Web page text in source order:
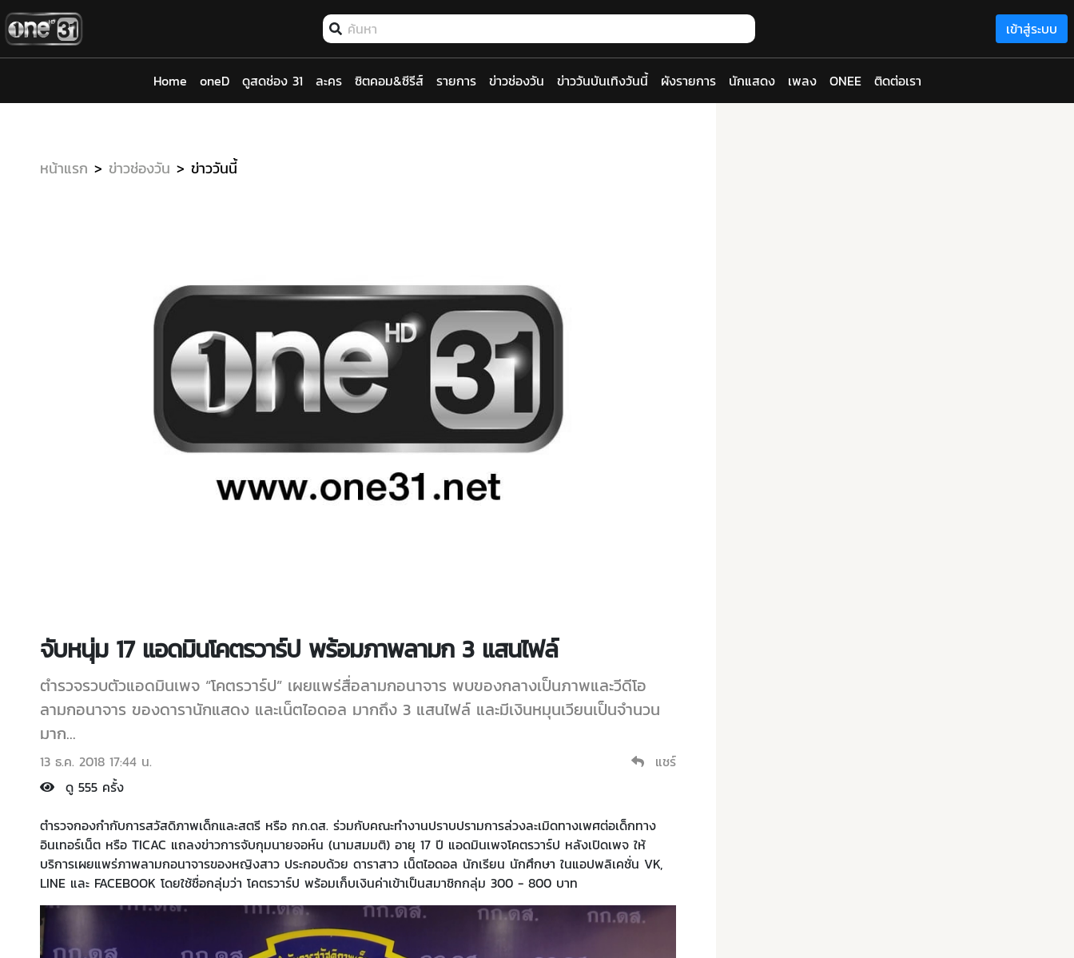
เข้าสู่ระบบ
Home oneD ดูสดช่อง 31 ละคร ซิตคอม&ซีรีส์ รายการ ข่าวช่องวัน ข่าววันบันเทิงวันนี้ ผังรายการ นักแสดง เพลง ONEE ติดต่อเรา
หน้าแรก ข่าวช่องวัน ข่าววันนี้
จับหนุ่ม 17 แอดมินโคตรวาร์ป พร้อมภาพลามก 3 แสนไฟล์
ตำรวจรวบตัวแอดมินเพจ “โคตรวาร์ป” เผยแพร่สื่อลามกอนาจาร พบของกลางเป็นภาพและวีดีโอ
ลามกอนาจาร ของดารานักแสดง และเน็ตไอดอล มากถึง 3 แสนไฟล์ และมีเงินหมุนเวียนเป็นจำนวน
มาก...
13 ธ.ค. 2018 17:44 น.
แชร์
ดู 555 ครั้ง
ตำรวจกองกำกับการสวัสดิภาพเด็กและสตรี หรือ กก.ดส. ร่วมกับคณะทำงานปราบปรามการล่วงละเมิดทางเพศต่อเด็กทาง
อินเทอร์เน็ต หรือ TICAC แถลงข่าวการจับกุมนายจอห์น (นามสมมติ) อายุ 17 ปี แอดมินเพจโคตรวาร์ป หลังเปิดเพจ ให้
บริการเผยแพร่ภาพลามกอนาจารของหญิงสาว ประกอบด้วย ดาราสาว เน็ตไอดอล นักเรียน นักศึกษา ในแอปพลิเคชั่น VK,
LINE และ FACEBOOK โดยใช้ชื่อกลุ่มว่า โคตรวาร์ป พร้อมเก็บเงินค่าเข้าเป็นสมาชิกกลุ่ม 300 - 800 บาท